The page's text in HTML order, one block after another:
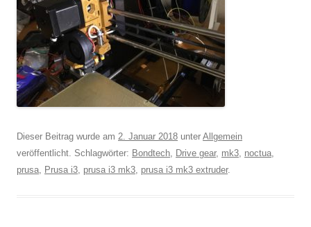
Dieser Beitrag wurde am 2. Januar 2018 unter Allgemein
veröffentlicht. Schlagwörter: Bondtech, Drive gear, mk3, noctua,
prusa, Prusa i3, prusa i3 mk3, prusa i3 mk3 extruder.